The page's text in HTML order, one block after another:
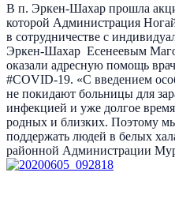
В п. Эркен-Шахар прошла
которой Администрация
в сотрудничестве с
Эркен-Шахар Есенеевым
оказали адресную помощь
#COVID-19. «С введением
не покидают больницы для
инфекцией и уже долгое
родных и близких. Поэтому
поддержать людей в белых
районной Администрации